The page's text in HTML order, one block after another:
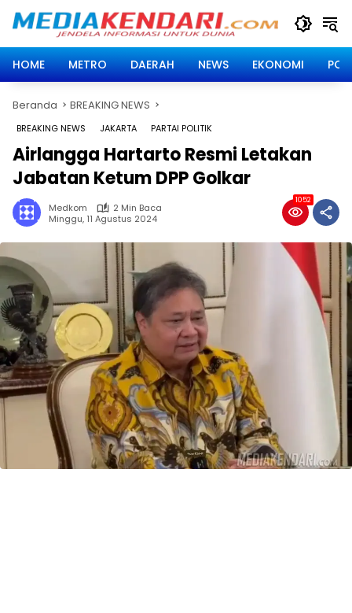
HOME
METRO DAERAH NEWS EKONOMI
Beranda BREAKING NEWS
BREAKING NEWS JAKARTA PARTAI POLITIK
Airlangga Hartarto Resmi Letakan
Jabatan Ketum DPP Golkar
Medkom
2 Min Baca
Minggu, 11 Agustus 2024
1052